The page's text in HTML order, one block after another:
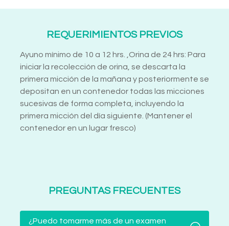
REQUERIMIENTOS PREVIOS
Ayuno mínimo de 10 a 12 hrs. ,Orina de 24 hrs: Para
iniciar la recolección de orina, se descarta la
primera micción de la mañana y posteriormente se
depositan en un contenedor todas las micciones
sucesivas de forma completa, incluyendo la
primera micción del día siguiente. (Mantener el
contenedor en un lugar fresco)
PREGUNTAS FRECUENTES
¿Puedo tomarme más de un examen